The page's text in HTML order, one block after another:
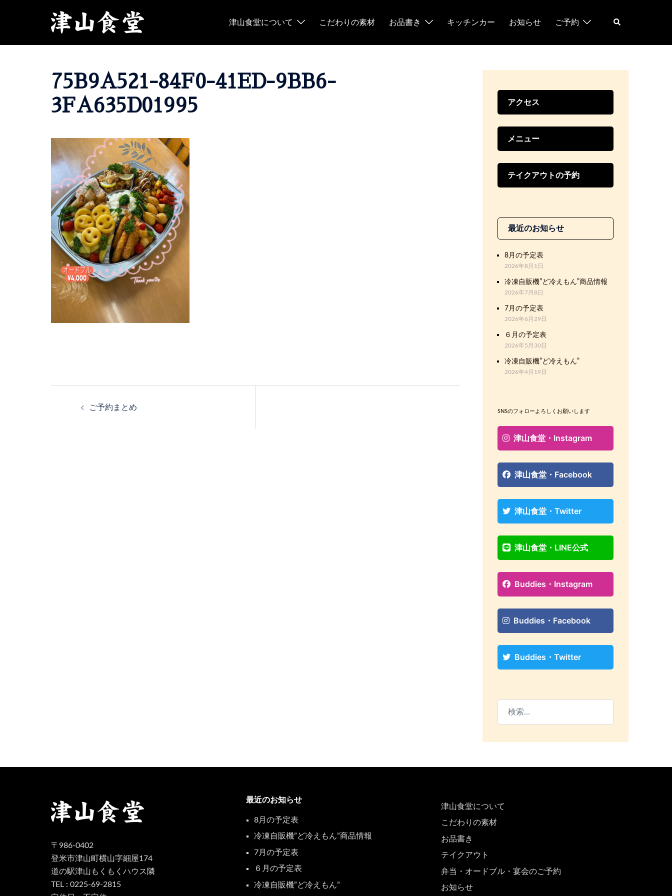
ン
津山食堂について こだわりの素材 お品書き キッチンカー お知らせ ご予約
検
75B9A521-84F0-41ED-9BB6-
3FA635D01995
ご予約まとめ
アクセス
メニュー
テイクアウトの予約
最近のお知らせ
8月の予定表
2026年8月1日
冷凍自販機”ど冷えもん”商品情報
2026年7月8日
7月の予定表
2026年6月29日
６月の予定表
2026年5月30日
冷凍自販機”ど冷えもん”
2026年4月19日
SNSのフォローよろしくお願いします
津山食堂・Instagram
津山食堂・Facebook
津山食堂・Twitter
津山食堂・LINE公式
Buddies・Instagram
Buddies・Facebook
Buddies・Twitter
〒986-0402
登米市津山町横山字細屋174
道の駅津山もくもくハウス隣
TEL : 0225-69-2815
最近のお知らせ
8月の予定表
冷凍自販機”ど冷えもん”商品情報
7月の予定表
６月の予定表
冷凍自販機”ど冷えもん”
津山食堂について
こだわりの素材
お品書き
テイクアウト
弁当・オードブル・宴会のご予約
お知らせ